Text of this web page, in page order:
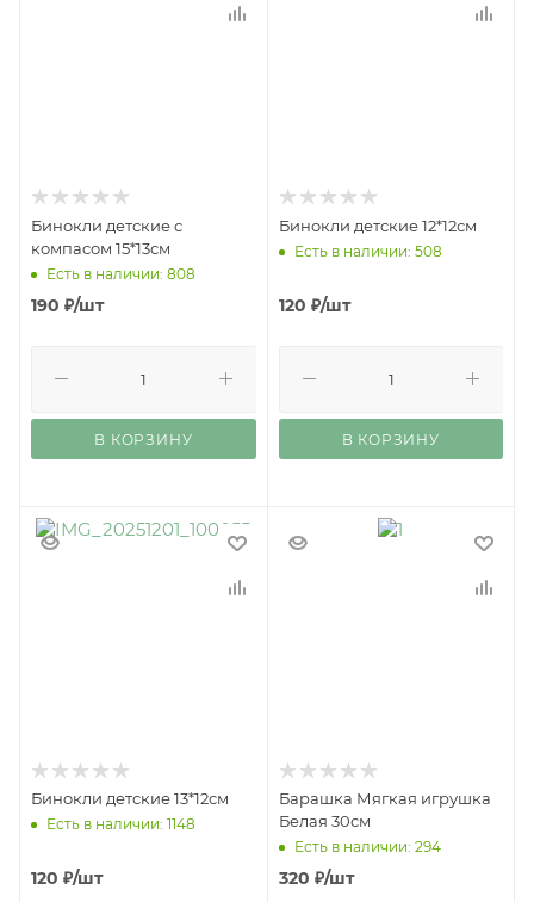
Бинокли детские с
компасом 15*13см
Есть в наличии: 808
190 ₽/шт
В КОРЗИНУ
Бинокли детские 12*12см
Есть в наличии: 508
120 ₽/шт
В КОРЗИНУ
Бинокли детские 13*12см
Есть в наличии: 1148
120 ₽/шт
Барашка Мягкая игрушка
Белая 30см
Есть в наличии: 294
320 ₽/шт